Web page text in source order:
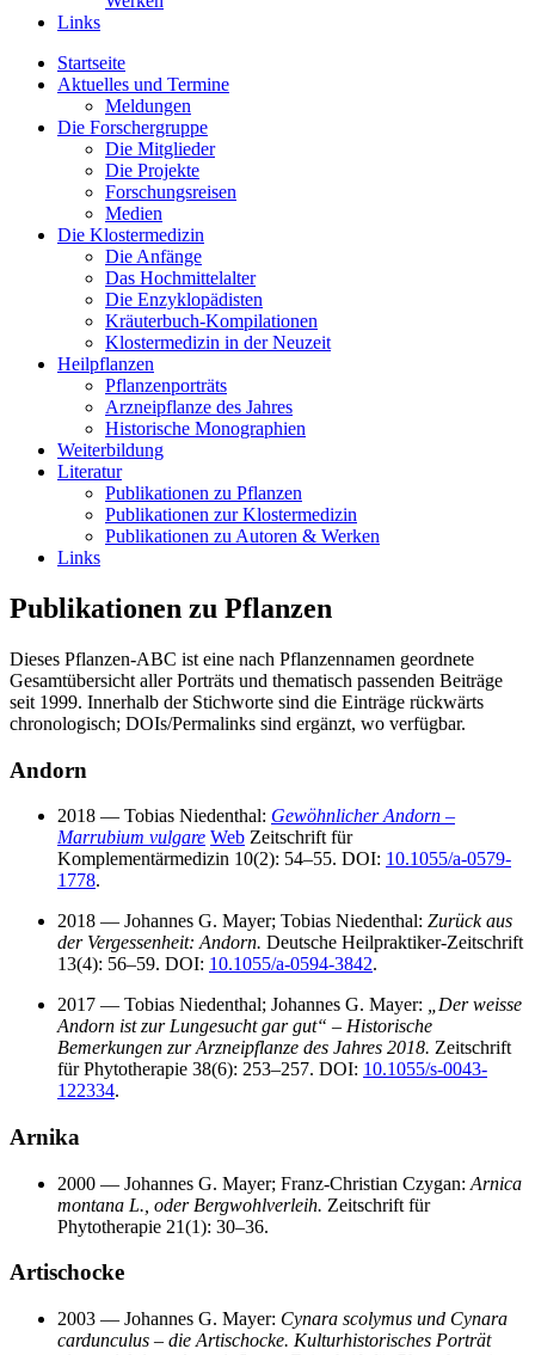
Links
Startseite
Aktuelles und Termine
Meldungen
Die Forschergruppe
Die Mitglieder
Die Projekte
Forschungsreisen
Medien
Die Klostermedizin
Die Anfänge
Das Hochmittelalter
Die Enzyklopädisten
Kräuterbuch-Kompilationen
Klostermedizin in der Neuzeit
Heilpflanzen
Pflanzenporträts
Arzneipflanze des Jahres
Historische Monographien
Weiterbildung
Literatur
Publikationen zu Pflanzen
Publikationen zur Klostermedizin
Publikationen zu Autoren & Werken
Links
Publikationen zu Pflanzen
Dieses Pflanzen‑ABC ist eine nach Pflanzennamen geordnete
Gesamtübersicht aller Porträts und thematisch passenden Beiträge
seit 1999. Innerhalb der Stichworte sind die Einträge rückwärts
chronologisch; DOIs/Permalinks sind ergänzt, wo verfügbar.
Andorn
2018 — Tobias Niedenthal: Gewöhnlicher Andorn –
Marrubium vulgare Web Zeitschrift für
Komplementärmedizin 10(2): 54–55. DOI: 10.1055/a-0579-
1778.
2018 — Johannes G. Mayer; Tobias Niedenthal: Zurück aus
der Vergessenheit: Andorn. Deutsche Heilpraktiker‑Zeitschrift
13(4): 56–59. DOI: 10.1055/a-0594-3842.
2017 — Tobias Niedenthal; Johannes G. Mayer:
„Der weisse
Andorn ist zur Lungesucht gar gut“ – Historische
Bemerkungen zur Arzneipflanze des Jahres 2018. Zeitschrift
für Phytotherapie 38(6): 253–257. DOI: 10.1055/s-0043-
122334.
Arnika
2000 — Johannes G. Mayer; Franz-Christian Czygan: Arnica
montana L., oder Bergwohlverleih. Zeitschrift für
Phytotherapie 21(1): 30–36.
Artischocke
2003 — Johannes G. Mayer: Cynara scolymus und Cynara
cardunculus – die Artischocke. Kulturhistorisches Porträt